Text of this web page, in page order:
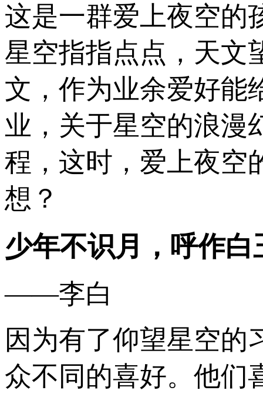
这是一群爱上夜空的
星空指指点点，天文
文，作为业余爱好能
业，关于星空的浪漫
程，这时，爱上夜空
想？
少年不识月，呼作白
——李白
因为有了仰望星空的
众不同的喜好。他们